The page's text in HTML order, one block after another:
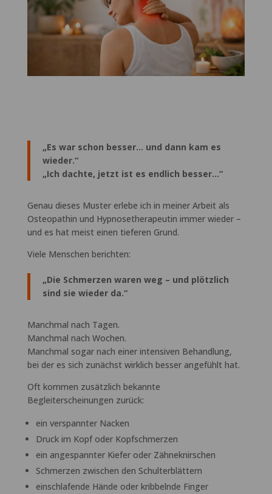
„Es war schon besser… und dann kam es
wieder.“
„Ich dachte, jetzt ist es endlich besser…“
Genau dieses Muster erlebe ich in meiner Arbeit als
Osteopathin und Hypnosetherapeutin immer wieder –
und es hat meist einen tieferen Grund.
Viele Menschen berichten:
„Die Schmerzen waren weg – und plötzlich
sind sie wieder da.“
Manchmal nach Tagen.
Manchmal nach Wochen.
Manchmal sogar nach einer intensiven Behandlung,
bei der es sich zunächst wirklich besser angefühlt hat.
Oft kommen zusätzlich bekannte
Begleiterscheinungen zurück:
ein verspannter Nacken
Druck im Kopf oder Kopfschmerzen
ein angespannter Kiefer oder Zähneknirschen
Schmerzen zwischen den Schulterblättern
einschlafende Hände oder kribbelnde Finger